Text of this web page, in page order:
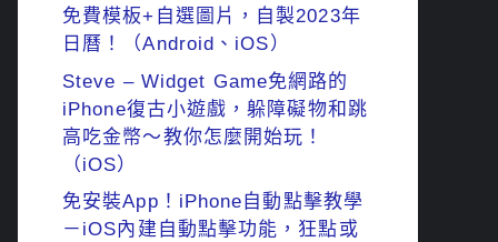
免費模板+自選圖片，自製2023年
日曆！（Android、iOS）
Steve – Widget Game免網路的
iPhone復古小遊戲，躲障礙物和跳
高吃金幣～教你怎麼開始玩！
（iOS）
免安裝App！iPhone自動點擊教學
－iOS內建自動點擊功能，狂點或